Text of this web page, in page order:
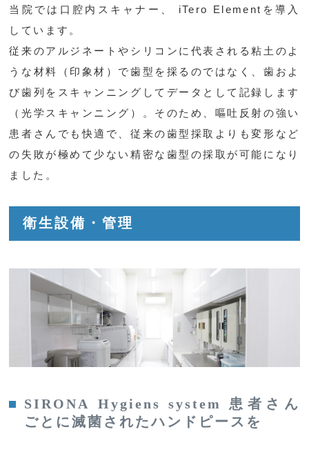
当院では口腔内スキャナー、 iTero Elementを導入
しています。
従来のアルジネートやシリコンに代表される粘土のよ
うな材料（印象材）で歯型を採るのではなく、歯およ
び歯列をスキャンニングしてデータとして記録します
（光学スキャンニング）。そのため、嘔吐反射の強い
患者さんでも快適で、従来の歯型採取よりも変形など
の失敗が極めて少ない精密な歯型の採取が可能になり
ました。
衛生設備・管理
SIRONA Hygiens system 患者さん
ごとに滅菌されたハンドピースを